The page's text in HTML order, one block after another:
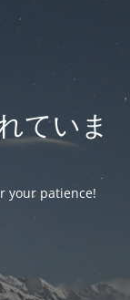
ていま
your patience!